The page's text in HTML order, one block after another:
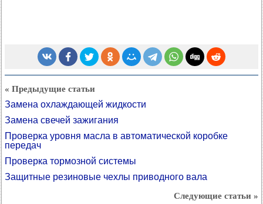
« Предыдущие статьи
Замена охлаждающей жидкости
Замена свечей зажигания
Проверка уровня масла в автоматической коробке
передач
Проверка тормозной системы
Защитные резиновые чехлы приводного вала
Следующие статьи »